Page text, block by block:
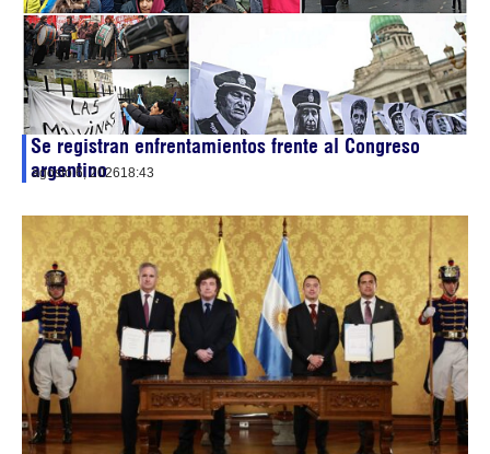
Se registran enfrentamientos frente al Congreso
argentino
agosto 6, 202618:43